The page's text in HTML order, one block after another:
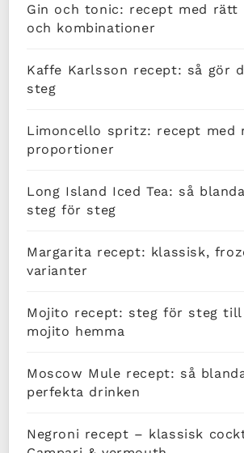
Gin och tonic: recept med rätt
och kombinationer
Kaffe Karlsson recept: så gör
steg
Limoncello spritz: recept med
proportioner
Long Island Iced Tea: så
steg för steg
Margarita recept: klassisk,
varianter
Mojito recept: steg för steg
mojito hemma
Moscow Mule recept: så
perfekta drinken
Negroni recept – klassisk